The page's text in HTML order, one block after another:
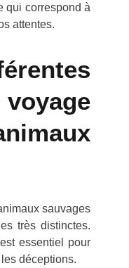
qui correspond à
attentes.
sauvages
très distinctes.
essentiel pour
déceptions.